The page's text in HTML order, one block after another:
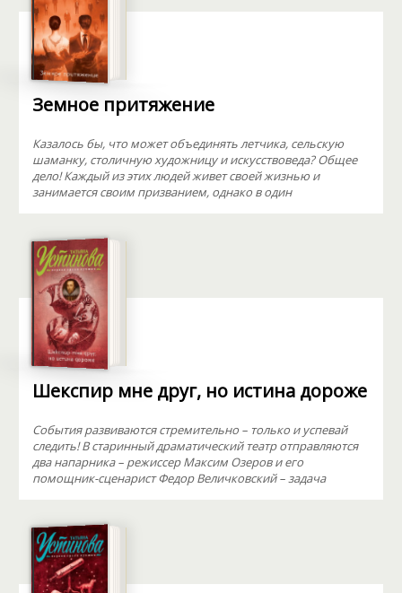
Земное притяжение
Казалось бы, что может объединять летчика, сельскую
шаманку, столичную художницу и искусствоведа? Общее
дело! Каждый из этих людей живет своей жизнью и
занимается своим призванием, однако в один
Шекспир мне друг, но истина дороже
События развиваются стремительно – только и успевай
следить! В старинный драматический театр отправляются
два напарника – режиссер Максим Озеров и его
помощник-сценарист Федор Величковский – задача